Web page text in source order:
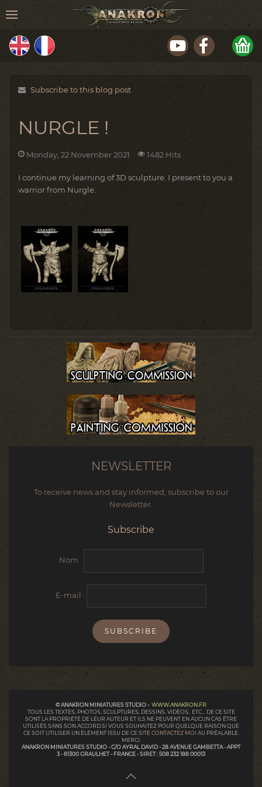
Subscribe to this blog post
NURGLE !
Monday, 22 November 2021 1482 Hits
I continue my learning of 3D sculpture. I present to you a
warrior from Nurgle.
NEWSLETTER
To receive news and stay informed, subscribe to our
Newsletter.
Subscribe
Nom :
E-mail :
© ANAKRON MINIATURES STUDIO - WWW.ANAKRON.FR
TOUS LES TEXTES, PHOTOS, SCULPTURES, DESSINS, VIDÉOS, ETC... DE CE SITE
SONT LA PROPRIÉTÉ DE LEUR AUTEUR ET ILS NE PEUVENT EN AUCUN CAS ÊTRE
UTILISÉS SANS SON ACCORD.SI VOUS SOUHAITEZ POUR QUELQUE RAISON QUE
CE SOIT UTILISER UN ÉLÉMENT ISSU DE CE SITECONTACTEZ MOI AU PRÉALABLE.
MERCI.
ANAKRON MINIATURES STUDIO - C/O AYRAL DAVID - 28 AVENUE GAMBETTA - APPT
3 - 81300 GRAULHET - FRANCE - SIRET : 508 232 188 00013